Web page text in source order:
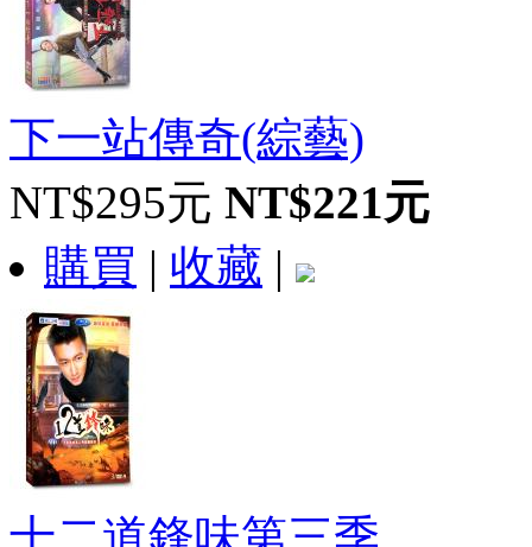
下一站傳奇(綜藝)
NT$295元 NT$221元
購買 | 收藏 |